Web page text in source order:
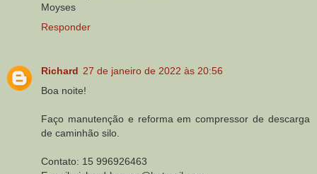
Moyses
Responder
Richard 27 de janeiro de 2022 às 20:56
Boa noite!
Faço manutenção e reforma em compressor de descarga
de caminhão silo.
Contato: 15 996926463